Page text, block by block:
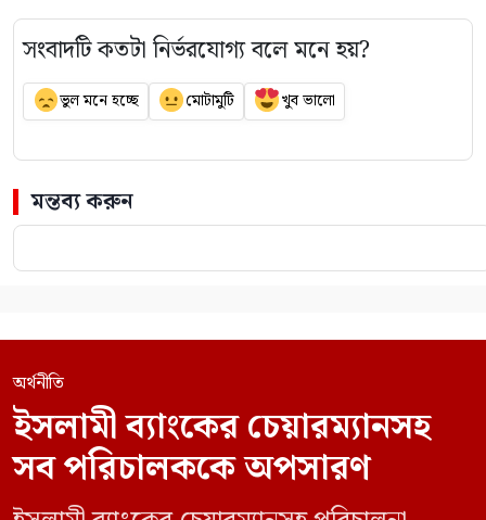
সংবাদটি কতটা নির্ভরযোগ্য বলে মনে হয়?
ভুল মনে হচ্ছে মোটামুটি খুব ভালো
মন্তব্য করুন
অর্থনীতি
ইসলামী ব্যাংকের চেয়ারম্যানসহ
সব পরিচালককে অপসারণ